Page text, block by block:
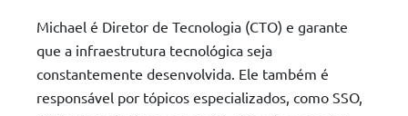
Michael é Diretor de Tecnologia (CTO) e garante
que a infraestrutura tecnológica seja
constantemente desenvolvida. Ele também é
responsável por tópicos especializados, como SSO,